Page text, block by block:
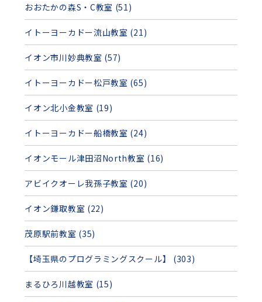
おおたかの森S・C教室 (51)
イトーヨーカドー流山教室 (21)
イオン市川妙典教室 (57)
イトーヨーカドー松戸教室 (65)
イオン北小金教室 (19)
イトーヨーカドー船橋教室 (24)
イオンモール津田沼North教室 (16)
アビイクオーレ我孫子教室 (20)
イオン鎌取教室 (22)
茂原駅前教室 (35)
【埼玉県のプログラミングスクール】 (303)
まるひろ川越教室 (15)